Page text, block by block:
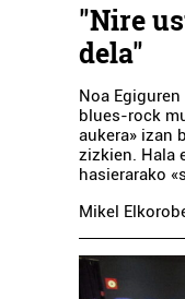
"Nire
dela"
Noa
blues-rock
aukera» izan
zizkien. Hala
hasierarako
Mikel